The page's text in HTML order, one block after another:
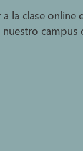
la clase online
campus